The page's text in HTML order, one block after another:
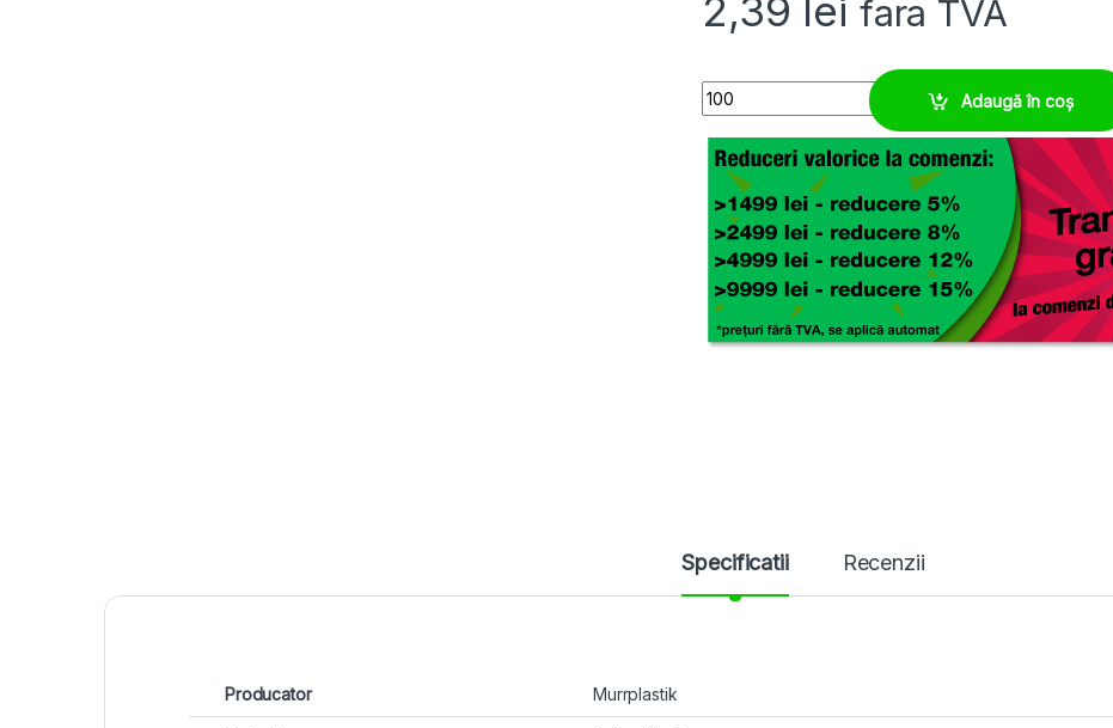
2,39 lei fara TVA
Clema copex M16 ignifuga, fixare rapida si ferma
Adaugă în coș
Specificatii Recenzii
Producator Murrplastik